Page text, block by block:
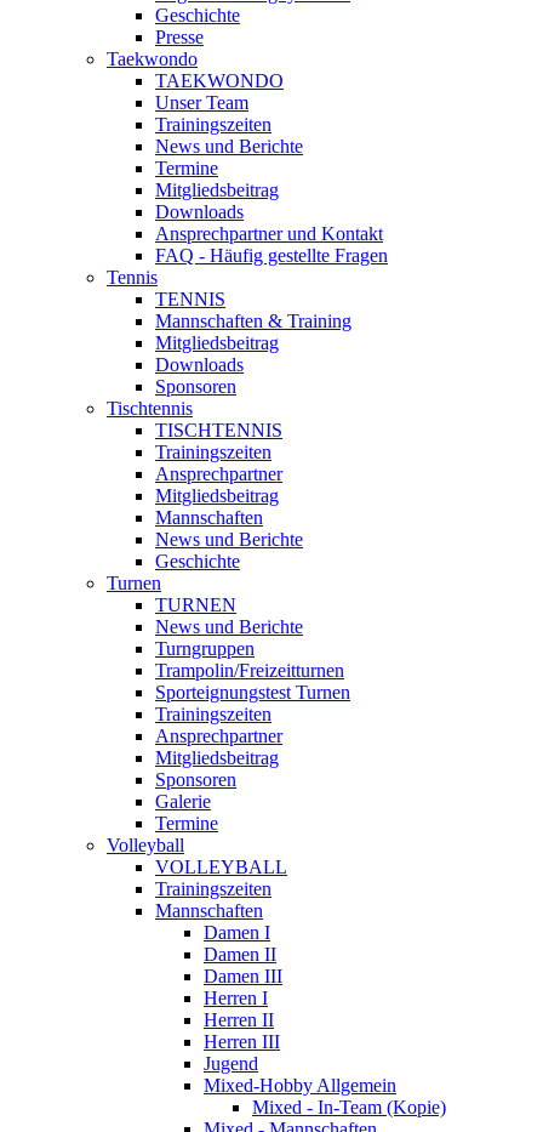
Geschichte
Presse
Taekwondo
TAEKWONDO
Unser Team
Trainingszeiten
News und Berichte
Termine
Mitgliedsbeitrag
Downloads
Ansprechpartner und Kontakt
FAQ - Häufig gestellte Fragen
Tennis
TENNIS
Mannschaften & Training
Mitgliedsbeitrag
Downloads
Sponsoren
Tischtennis
TISCHTENNIS
Trainingszeiten
Ansprechpartner
Mitgliedsbeitrag
Mannschaften
News und Berichte
Geschichte
Turnen
TURNEN
News und Berichte
Turngruppen
Trampolin/Freizeitturnen
Sporteignungstest Turnen
Trainingszeiten
Ansprechpartner
Mitgliedsbeitrag
Sponsoren
Galerie
Termine
Volleyball
VOLLEYBALL
Trainingszeiten
Mannschaften
Damen I
Damen II
Damen III
Herren I
Herren II
Herren III
Jugend
Mixed-Hobby Allgemein
Mixed - In-Team (Kopie)